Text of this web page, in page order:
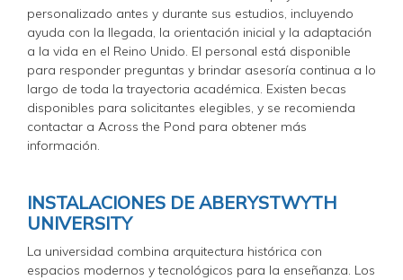
personalizado antes y durante sus estudios, incluyendo
ayuda con la llegada, la orientación inicial y la adaptación
a la vida en el Reino Unido. El personal está disponible
para responder preguntas y brindar asesoría continua a lo
largo de toda la trayectoria académica. Existen becas
disponibles para solicitantes elegibles, y se recomienda
contactar a Across the Pond para obtener más
información.
INSTALACIONES DE ABERYSTWYTH
UNIVERSITY
La universidad combina arquitectura histórica con
espacios modernos y tecnológicos para la enseñanza. Los